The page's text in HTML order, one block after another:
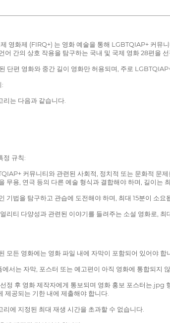
영화제 (FIRQ+) 는 영화 예술을 통해 LGBTQIAP+ 커뮤
어 간의 상호 작용을 탐구하는 국내 및 국제 영화 28편을
단편 영화와 중간 길이 영화만 허용되며, 주로
:
리는 다음과 같습니다.
정 규칙:
커뮤니티와 관련된 사회적, 정치적 또는 문화적 문
무용, 연극 등의 다른 예술 형식과 결합해야 하며, 길이는
기법을 탐구하고 관습에 도전해야 하며, 최대 15분이 소요
리티 다양성과 관련된 이야기를 들려주는 소설 영화로, 최
모든 영화에는 영화 파일 내에 자막이 포함되어 있어야
서는 자막, 포스터 또는 예고편이 아직 영화에 통합되지
정 후 영화 제작자에게 통보되며 영화 홍보 포스터는
제공되는 기한 내에 제출해야 합니다.
리에 지정된 최대 재생 시간을 초과할 수 없습니다.